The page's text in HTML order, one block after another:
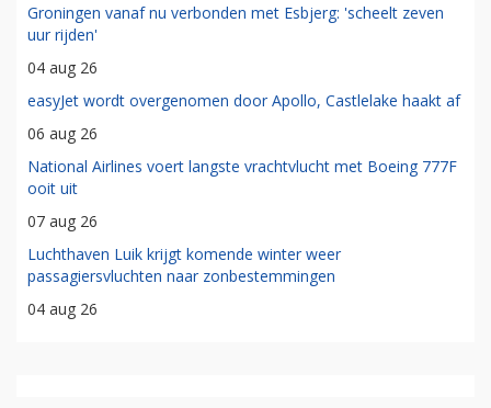
Groningen vanaf nu verbonden met Esbjerg: 'scheelt zeven
uur rijden'
04 aug 26
easyJet wordt overgenomen door Apollo, Castlelake haakt af
06 aug 26
National Airlines voert langste vrachtvlucht met Boeing 777F
ooit uit
07 aug 26
Luchthaven Luik krijgt komende winter weer
passagiersvluchten naar zonbestemmingen
04 aug 26